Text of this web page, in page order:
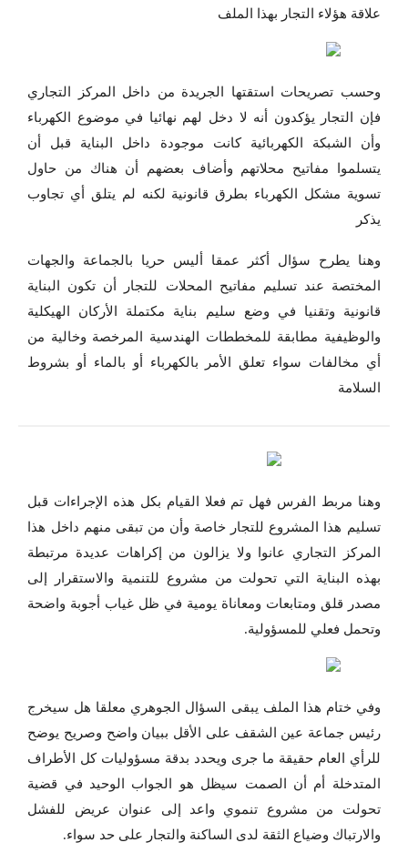
علاقة هؤلاء التجار بهذا الملف
وحسب تصريحات استقتها الجريدة من داخل المركز التجاري
فإن التجار يؤكدون أنه لا دخل لهم نهائيا في موضوع الكهرباء
وأن الشبكة الكهربائية كانت موجودة داخل البناية قبل أن
يتسلموا مفاتيح محلاتهم وأضاف بعضهم أن هناك من حاول
تسوية مشكل الكهرباء بطرق قانونية لكنه لم يتلق أي تجاوب
يذكر
وهنا يطرح سؤال أكثر عمقا أليس حريا بالجماعة والجهات
المختصة عند تسليم مفاتيح المحلات للتجار أن تكون البناية
قانونية وتقنيا في وضع سليم بناية مكتملة الأركان الهيكلية
والوظيفية مطابقة للمخططات الهندسية المرخصة وخالية من
أي مخالفات سواء تعلق الأمر بالكهرباء أو بالماء أو بشروط
السلامة
وهنا مربط الفرس فهل تم فعلا القيام بكل هذه الإجراءات قبل
تسليم هذا المشروع للتجار خاصة وأن من تبقى منهم داخل هذا
المركز التجاري عانوا ولا يزالون من إكراهات عديدة مرتبطة
بهذه البناية التي تحولت من مشروع للتنمية والاستقرار إلى
مصدر قلق ومتابعات ومعاناة يومية في ظل غياب أجوبة واضحة
وتحمل فعلي للمسؤولية.
وفي ختام هذا الملف يبقى السؤال الجوهري معلقا هل سيخرج
رئيس جماعة عين الشقف على الأقل ببيان واضح وصريح يوضح
للرأي العام حقيقة ما جرى ويحدد بدقة مسؤوليات كل الأطراف
المتدخلة أم أن الصمت سيظل هو الجواب الوحيد في قضية
تحولت من مشروع تنموي واعد إلى عنوان عريض للفشل
والارتباك وضياع الثقة لدى الساكنة والتجار على حد سواء.